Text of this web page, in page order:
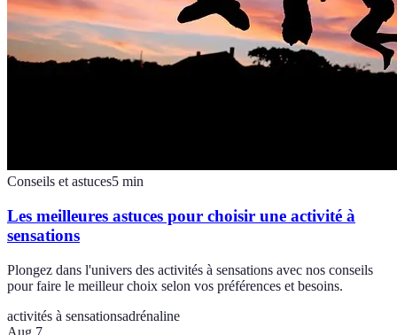
Conseils et astuces5 min
Les meilleures astuces pour choisir une activité à
sensations
Plongez dans l'univers des activités à sensations avec nos conseils
pour faire le meilleur choix selon vos préférences et besoins.
activités à sensationsadrénaline
Aug 7